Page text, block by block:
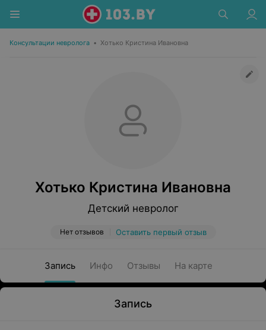
Консультации невролога • Хотько Кристина Ивановна
Хотько Кристина Ивановна
Детский невролог
Нет отзывов Оставить первый отзыв
Запись Инфо Отзывы На карте
Запись